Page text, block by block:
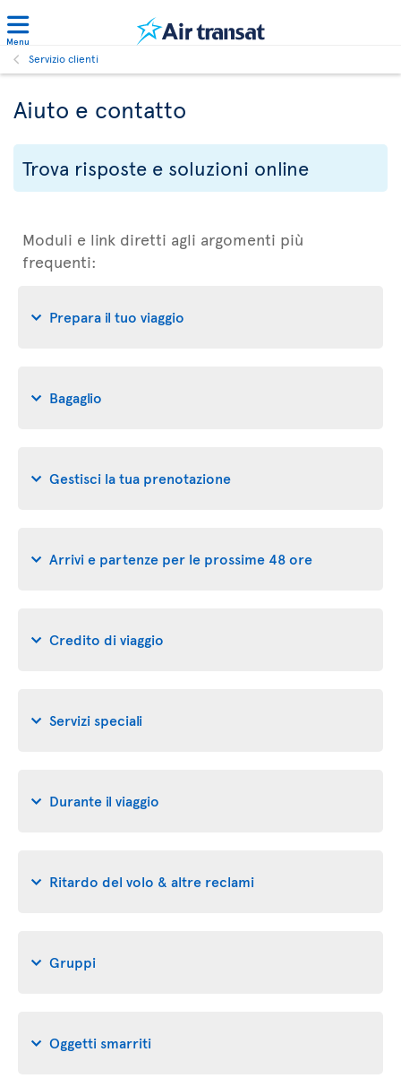
Menu
Servizio clienti
Aiuto e contatto
Trova risposte e soluzioni online
Moduli e link diretti agli argomenti più
frequenti:
Prepara il tuo viaggio
Bagaglio
Gestisci la tua prenotazione
Arrivi e partenze per le prossime 48 ore
Credito di viaggio
Servizi speciali
Durante il viaggio
Ritardo del volo & altre reclami
Gruppi
Oggetti smarriti